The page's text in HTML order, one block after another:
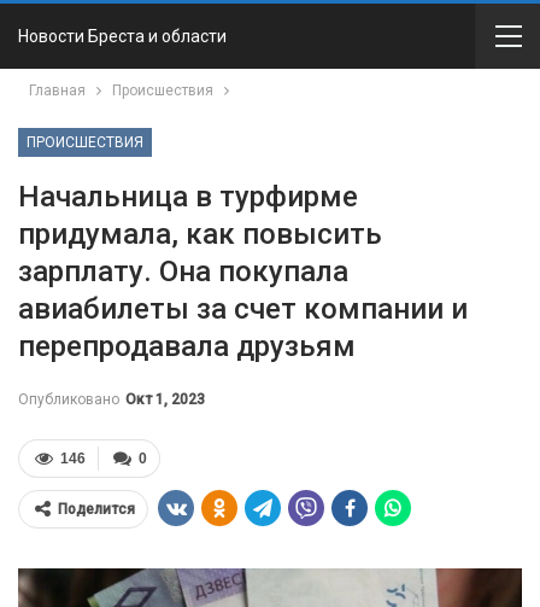
Новости Бреста и области
Главная Происшествия
ПРОИСШЕСТВИЯ
Начальница в турфирме
придумала, как повысить
зарплату. Она покупала
авиабилеты за счет компании и
перепродавала друзьям
Опубликовано Окт 1, 2023
0
146
Поделится